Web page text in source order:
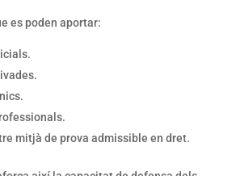
es poden aportar:
mitjà de prova admissible en dret.